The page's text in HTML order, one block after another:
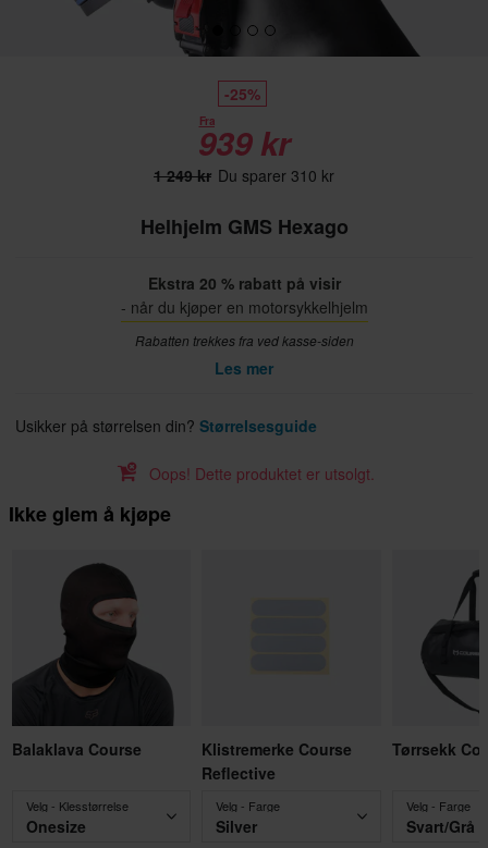
-25%
Fra
939 kr
1 249 kr Du sparer 310 kr
Helhjelm GMS Hexago
Ekstra 20 % rabatt på visir
- når du kjøper en motorsykkelhjelm
Rabatten trekkes fra ved kasse-siden
Les mer
Usikker på størrelsen din? Størrelsesguide
Oops! Dette produktet er utsolgt.
Ikke glem å kjøpe
Balaklava Course
Velg - Klesstørrelse
Onesize
Klistremerke Course
Reflective
Velg - Farge
Silver
Tørrsekk
Velg - Farge
Svart/Grå